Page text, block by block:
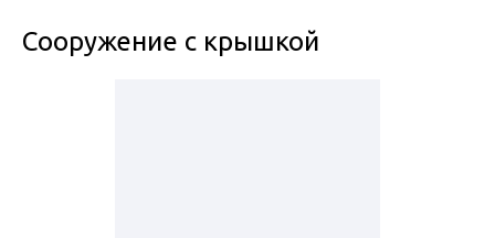
Сооружение с крышкой